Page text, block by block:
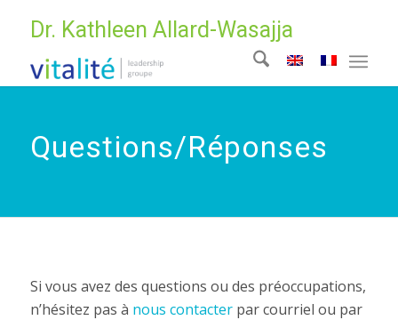
Dr. Kathleen Allard-Wasajja
Questions/Réponses
Si vous avez des questions ou des préoccupations,
n’hésitez pas à nous contacterpar courriel ou par